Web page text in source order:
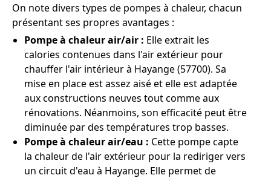
On note divers types de pompes à chaleur, chacun
présentant ses propres avantages :
Pompe à chaleur air/air : Elle extrait les
calories contenues dans l'air extérieur pour
chauffer l'air intérieur à Hayange (57700). Sa
mise en place est assez aisé et elle est adaptée
aux constructions neuves tout comme aux
rénovations. Néanmoins, son efficacité peut être
diminuée par des températures trop basses.
Pompe à chaleur air/eau : Cette pompe capte
la chaleur de l'air extérieur pour la rediriger vers
un circuit d'eau à Hayange. Elle permet de